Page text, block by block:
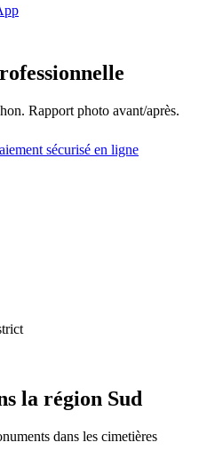
Rapport photo avant/après.
sécurisé en ligne
la région Sud
dans les cimetières